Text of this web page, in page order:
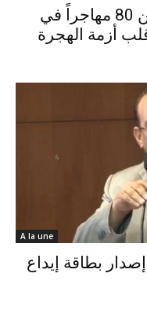
غرق مركب قبالة ليبيا: أكثر من 80 مهاجراً في
أزمة الهجرة
A la une
بطاقة إيداع